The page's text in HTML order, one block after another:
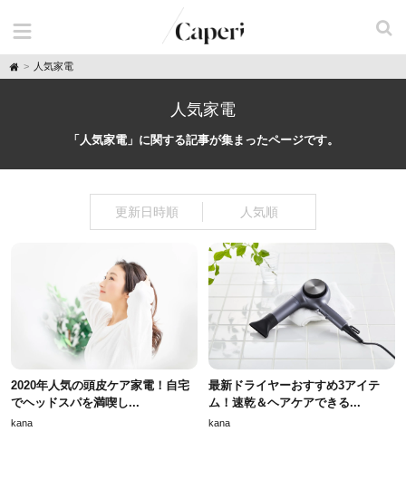
H
o
人気家電
人気家電
「人気家電」に関する記事が集まったページです。
更新日時順 人気順
2020年人気の頭皮ケア家電！自宅
でヘッドスパを満喫し...
kana
最新ドライヤーおすすめ3アイテ
ム！速乾＆ヘアケアできる...
kana